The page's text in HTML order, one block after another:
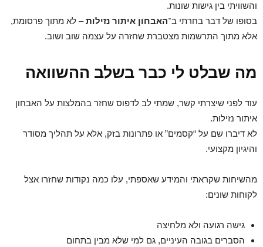
והשוויתי בין גישות שונות.
בסופו של דבר בחרתי ב־האבחון איתור נזילות– לא מתוך פרסומת,
אלא מתוך התרשמות מצטברת שחזרה על עצמה שוב ושוב.
מה שבלט לי כבר בשלב ההשוואה
עוד לפני שיצרתי קשר, שמתי לב לדפוס שחזר בהמלצות על האבחון
איתור נזילות.
לא דיברו שם על “קסמים” או פתרונות בזק, אלא על תהליך מסודר
והיגיון מקצועי.
מהשיחות שקראתי והמידע שאספתי, עלו כמה נקודות שחזרו אצל
לקוחות שונים:
גישה רגועה ולא מלחיצה
הסברים בגובה העיניים, גם למי שלא מבין בתחום